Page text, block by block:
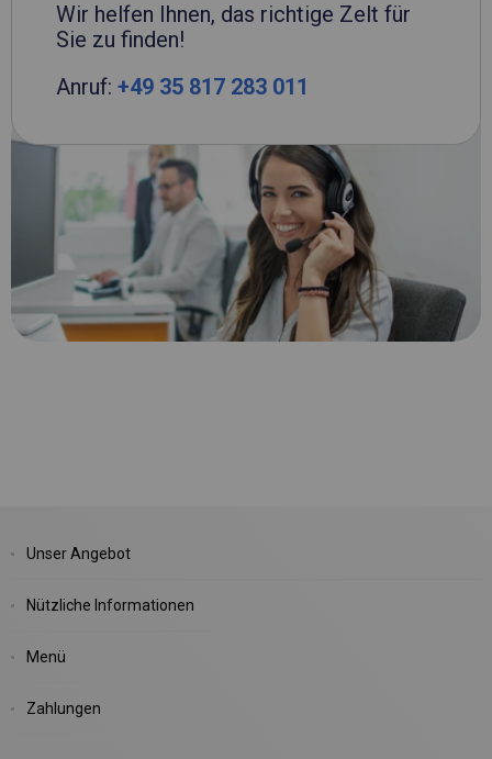
Wir helfen Ihnen, das richtige Zelt für
Sie zu finden!
Anruf: +49 35 817 283 011
Unser Angebot
Nützliche Informationen
Menü
Zahlungen